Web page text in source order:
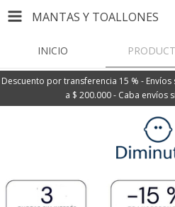
MANTAS Y TOALLONES
INICIO
Descuento por transferencia 15 % -
a $ 200.000 - Caba envíos